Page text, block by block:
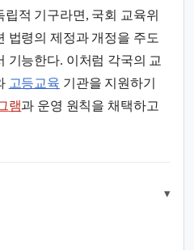
립적 기구라면, 국회 교육위
법령의 제정과 개정을 주도
기능한다. 이처럼 각국의 교
고등교육 기관을 지원하기
램과 운영 원칙을 채택하고
▾